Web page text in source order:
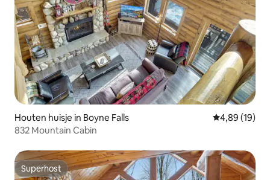
Houten huisje in Boyne Falls Gemiddelde
4,89 (19)
832 Mountain Cabin
Superhost
Superhost